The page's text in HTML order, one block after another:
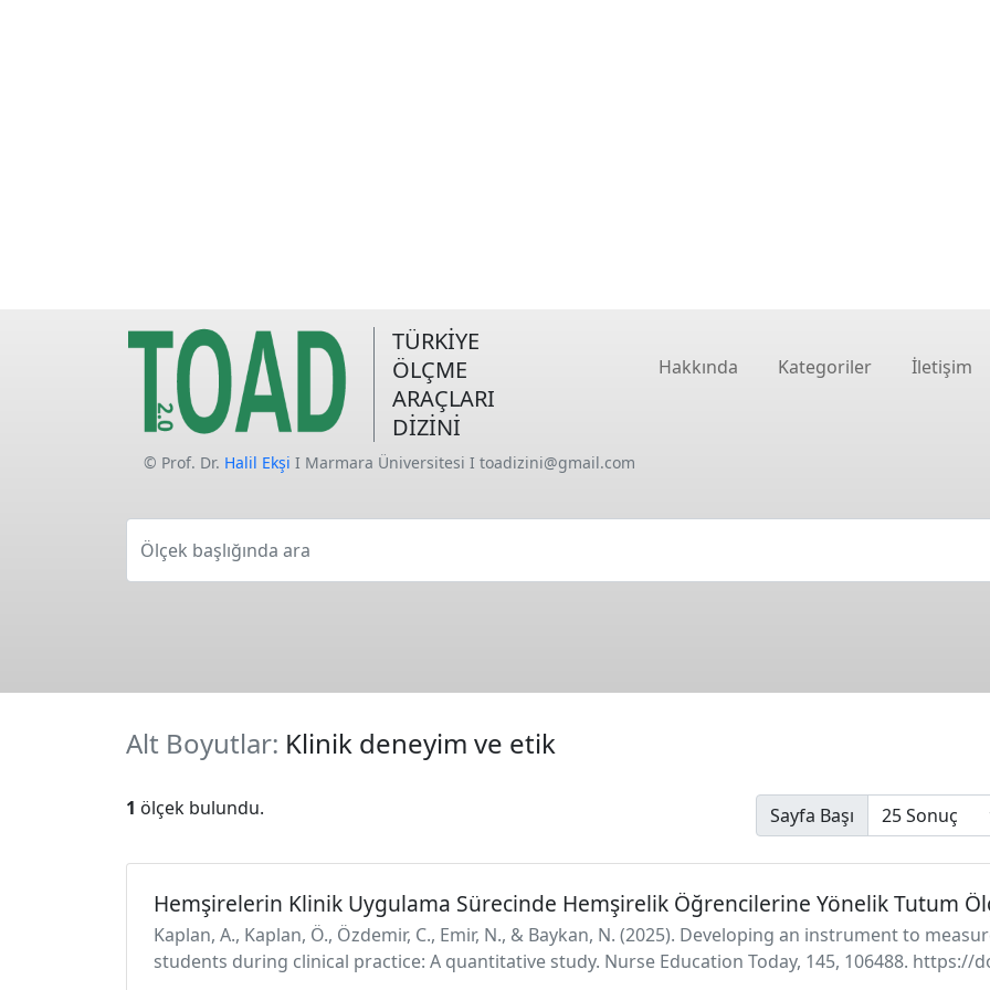
TÜRKİYE
ÖLÇME
ARAÇLARI
DİZİNİ
Hakkında Kategoriler İletişim
© Prof. Dr. Halil Ekşi I Marmara Üniversitesi I toadizini@gmail.com
Ölçek başlığında ara
Alt Boyutlar: Klinik deneyim ve etik
1 ölçek bulundu. Sayfa Başı
Hemşirelerin Klinik Uygulama Sürecinde Hemşirelik Öğrencilerine Yönelik Tutum
Kaplan, A., Kaplan, Ö., Özdemir, C., Emir, N., & Baykan, N. (2025). Developing an instrument to
students during clinical practice: A quantitative study. Nurse Education Today, 145, 106488. https://